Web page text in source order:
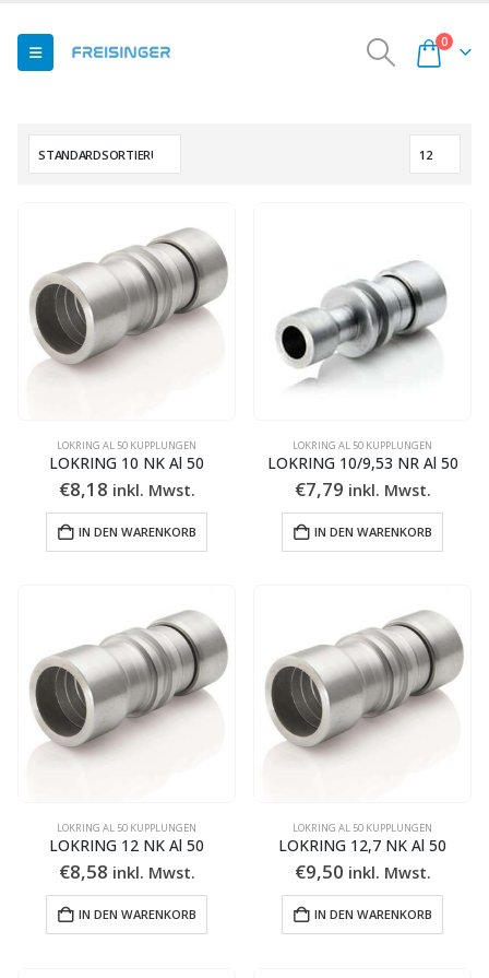
0
LOKRING AL 50 KUPPLUNGEN
LOKRING 10 NK Al 50
€8,18 inkl. Mwst.
IN DEN WARENKORB
LOKRING AL 50 KUPPLUNGEN
LOKRING 10/9,53 NR Al 50
€7,79 inkl. Mwst.
IN DEN WARENKORB
LOKRING AL 50 KUPPLUNGEN
LOKRING 12 NK Al 50
€8,58 inkl. Mwst.
IN DEN WARENKORB
LOKRING AL 50 KUPPLUNGEN
LOKRING 12,7 NK Al 50
€9,50 inkl. Mwst.
IN DEN WARENKORB